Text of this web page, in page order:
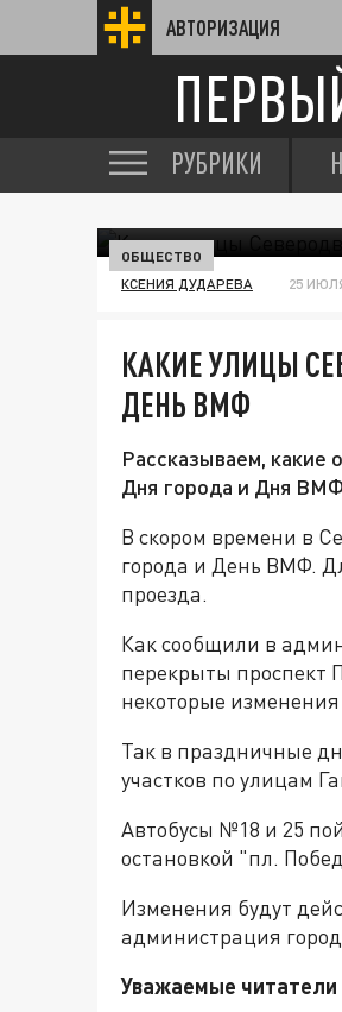
АВТОРИЗАЦИЯ
РУБРИКИ
ОБЩЕСТВО
КСЕНИЯ ДУДАРЕВА 25
КАКИЕ УЛИЦЫ
ДЕНЬ ВМФ
Рассказываем, какие
Дня города и Дня
В скором времени в
города и День ВМФ.
проезда.
Как сообщили в
перекрыты проспект
некоторые
Так в праздничные
участков по улицам
Автобусы №18 и 25
остановкой "пл.
Изменения будут
администрация
Уважаемые